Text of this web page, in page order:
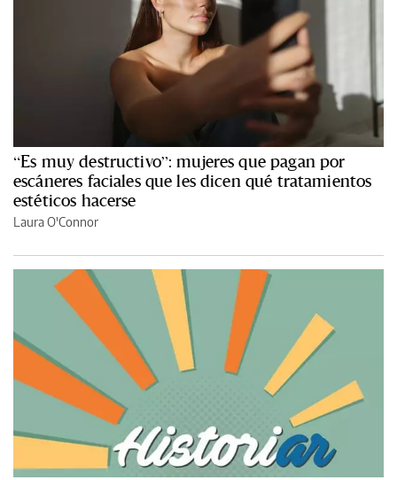
“Es muy destructivo”: mujeres que pagan por
escáneres faciales que les dicen qué tratamientos
estéticos hacerse
Laura O'Connor